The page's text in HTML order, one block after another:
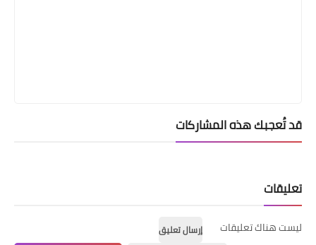
قد تُعجبك هذه المشاركات
تعليقات
ليست هناك تعليقات
إرسال تعليق